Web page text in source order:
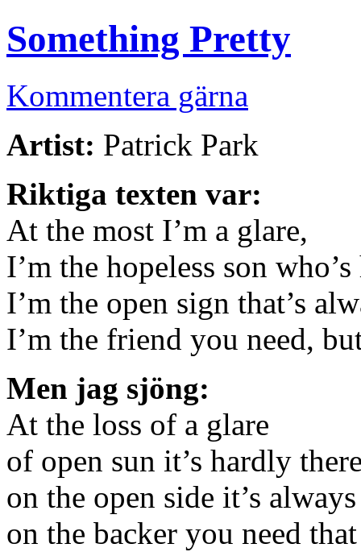
Something Pretty
Kommentera gärna
Artist: Patrick Park
Riktiga texten var:
At the most I’m a glare,
I’m the hopeless son
I’m the open sign that’s
I’m the friend you need,
Men jag sjöng:
At the loss of a glare
of open sun it’s hardly
on the open side it’s
on the backer you need